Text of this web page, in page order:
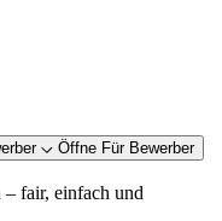
Öffne Für Bewerber
fair, einfach und